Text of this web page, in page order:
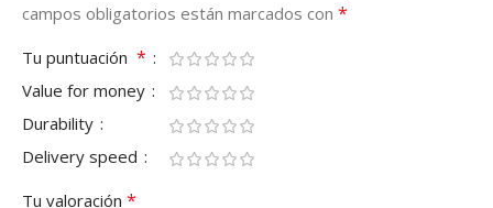
campos obligatorios están marcados con *
Tu puntuación *
Value for money
Durability
Delivery speed
Tu valoración *